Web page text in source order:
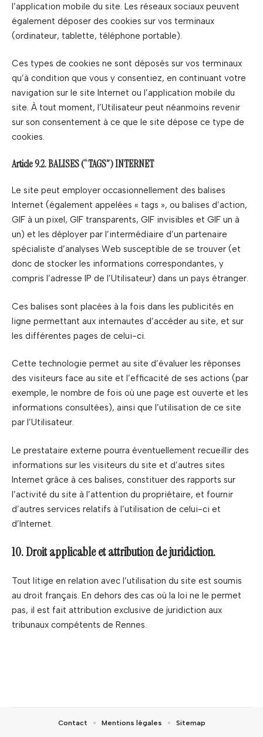
l’application mobile du site. Les réseaux sociaux peuvent
également déposer des cookies sur vos terminaux
(ordinateur, tablette, téléphone portable).
Ces types de cookies ne sont déposés sur vos terminaux
qu’à condition que vous y consentiez, en continuant votre
navigation sur le site Internet ou l’application mobile du
site. À tout moment, l’Utilisateur peut néanmoins revenir
sur son consentement à ce que le site dépose ce type de
cookies.
Article 9.2. BALISES (“TAGS”) INTERNET
Le site peut employer occasionnellement des balises
Internet (également appelées « tags », ou balises d’action,
GIF à un pixel, GIF transparents, GIF invisibles et GIF un à
un) et les déployer par l’intermédiaire d’un partenaire
spécialiste d’analyses Web susceptible de se trouver (et
donc de stocker les informations correspondantes, y
compris l’adresse IP de l’Utilisateur) dans un pays étranger.
Ces balises sont placées à la fois dans les publicités en
ligne permettant aux internautes d’accéder au site, et sur
les différentes pages de celui-ci.
Cette technologie permet au site d’évaluer les réponses
des visiteurs face au site et l’efficacité de ses actions (par
exemple, le nombre de fois où une page est ouverte et les
informations consultées), ainsi que l’utilisation de ce site
par l’Utilisateur.
Le prestataire externe pourra éventuellement recueillir des
informations sur les visiteurs du site et d’autres sites
Internet grâce à ces balises, constituer des rapports sur
l’activité du site à l’attention du propriétaire, et fournir
d’autres services relatifs à l’utilisation de celui-ci et
d’Internet.
10. Droit applicable et attribution de juridiction.
Tout litige en relation avec l’utilisation du site est soumis
au droit français. En dehors des cas où la loi ne le permet
pas, il est fait attribution exclusive de juridiction aux
tribunaux compétents de Rennes.
Contact Mentions légales Sitemap